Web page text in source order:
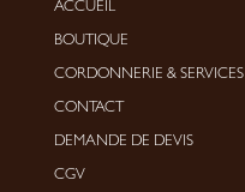
ACCUEIL
BOUTIQUE
CORDONNERIE & SERVICES
CONTACT
DEMANDE DE DEVIS
CGV